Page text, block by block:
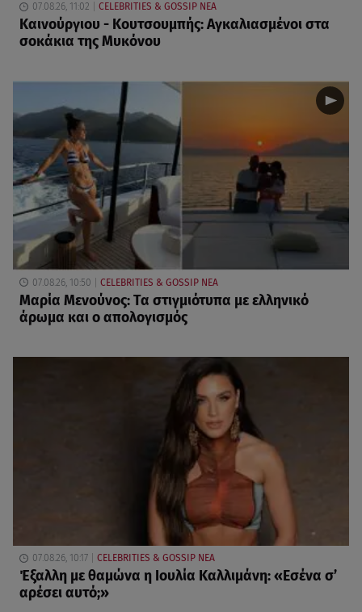
07.08.26, 11:02 CELEBRITIES & GOSSIP ΝΕΑ
Καινούργιου - Κουτσουμπής: Αγκαλιασμένοι στα
σοκάκια της Μυκόνου
07.08.26, 10:50 CELEBRITIES & GOSSIP ΝΕΑ
Μαρία Μενούνος: Τα στιγμιότυπα με ελληνικό
άρωμα και ο απολογισμός
07.08.26, 10:17 CELEBRITIES & GOSSIP ΝΕΑ
Έξαλλη με θαμώνα η Ιουλία Καλλιμάνη: «Εσένα σ’
αρέσει αυτό;»